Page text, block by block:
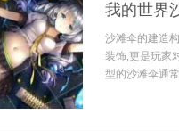
我的世界
沙滩伞的建造
装饰,更是玩家
型的沙滩伞通